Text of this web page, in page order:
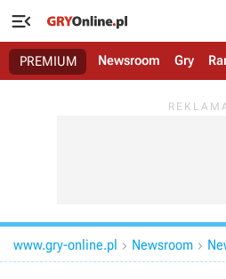

PREMIUM Newsroom Gry
www.gry-online.pl  Newsroom 